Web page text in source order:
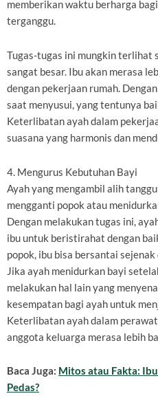
memberikan waktu berharga
terganggu.
Tugas-tugas ini mungkin terlihat
sangat besar. Ibu akan merasa
dengan pekerjaan rumah.
saat menyusui, yang tentunya
Keterlibatan ayah dalam
suasana yang harmonis dan
4. Mengurus Kebutuhan Bayi
Ayah yang mengambil alih
mengganti popok atau
Dengan melakukan tugas ini,
ibu untuk beristirahat dengan
popok, ibu bisa bersantai
Jika ayah menidurkan bayi
melakukan hal lain yang
kesempatan bagi ayah untuk
Keterlibatan ayah dalam
anggota keluarga merasa lebih
Baca Juga: Mitos atau Fakta:
Pedas?